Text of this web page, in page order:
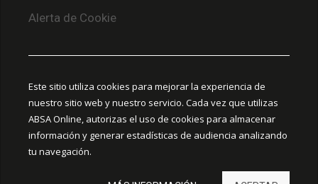
Alerta de Cookie
Este sitio utiliza cookies para mejorar la experiencia de
nuestro sitio web y nuestro servicio. Cada vez que utilizas
ABSA Online, autorizas el uso de cookies para almacenar
información y generar estadísticas de audiencia analizando
tu navegación.
PUNTOS DE RECOLECCIÓN
CEDIS Guadalajara
Amapola #380, La Aurora, C.P. 44460 Guadalajara,
Jalisco, MX.
Chihuahua